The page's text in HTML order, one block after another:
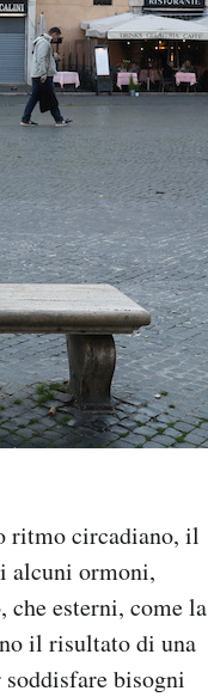
ritmo circadiano, il
alcuni ormoni,
esterni, come la
il risultato di una
bisogni